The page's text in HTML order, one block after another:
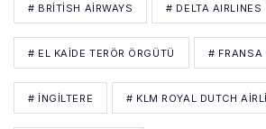
# BRITISH AIRWAYS # DELTA AIRLINES
# EL KAIDE TERÖR ÖRGÜTÜ # FRANSA
# İNGİLTERE # KLM ROYAL DUTCH